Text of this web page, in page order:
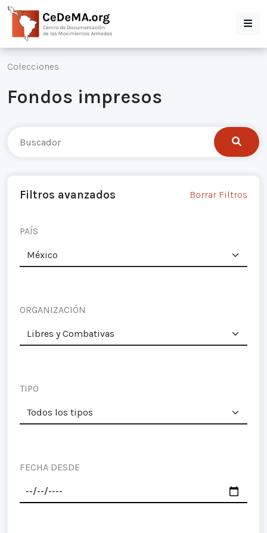
Colecciones
Fondos impresos
Filtros avanzados Borrar Filtros
PAÍS
ORGANIZACIÓN
TIPO
FECHA DESDE